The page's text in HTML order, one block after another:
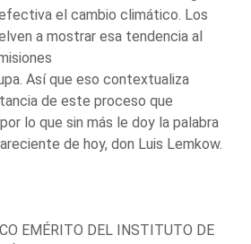
el cambio climático. Los
a mostrar esa tendencia al
Así que eso contextualiza
de este proceso que
lo que sin más le doy la palabra
de hoy, don Luis Lemkow.
EMÉRITO DEL INSTITUTO DE